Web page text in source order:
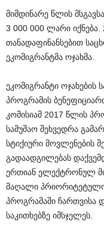
მიმდინარე წლის
3 000 000 ლარი იქნება.
თანადაფინანსებით
ეკომიგრანტმა ოჯახმა.
ეკომიგრანტი
პროგრამის
კომისიამ 2017 წლის
სამუშაო შეხვედრა
სტიქიური მოვლენების
გადაადგილებას
ერთიან ელექტრონულ
მაღალი
პროგრამაში ჩართვისა
საკითხებზე იმსჯელეს.